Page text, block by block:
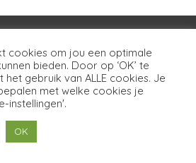
Huisregels
Privacybeleid
LSG Ons netwerk Contact
Seksueel Geweld
cookies om jou een optimale
bieden. Door op ‘OK’ te
het gebruik van ALLE cookies. Je
met welke cookies je
instellingen'.
OK